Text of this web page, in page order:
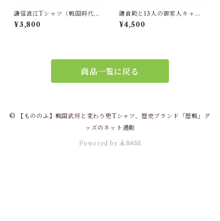
謙信直江Tシャツ（戦国時代
日本）WHITE
¥3,800
鎌倉殿と13人の御家人キャッ
プ（鎌倉時代 日本）３色オ
リジナルVer.
¥4,500
商品一覧に戻る
© 【もののふ】戦国武将と変わり兜Tシャツ、歴史ブランド「歴戦」グ
ッズのネット通販
Powered by